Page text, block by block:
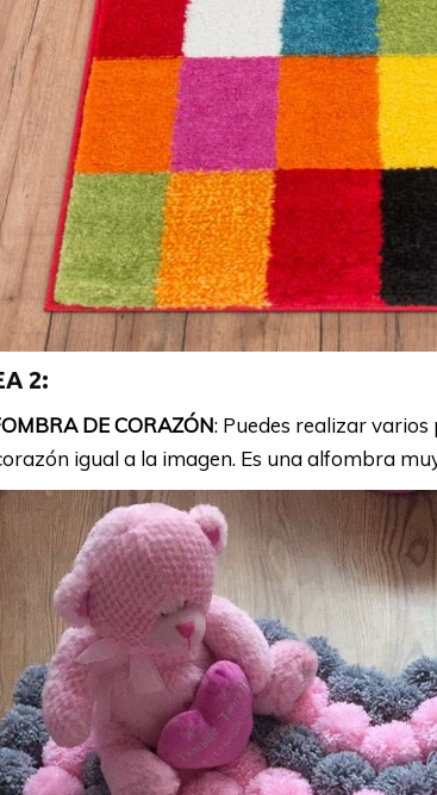
2:
DE CORAZÓN: Puedes realizar
igual a la imagen. Es una alfombra